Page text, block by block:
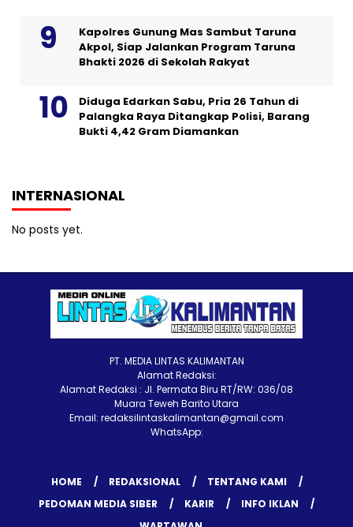
Kapolres Gunung Mas Sambut Taruna
Akpol, Siap Jalankan Program Taruna
Bhakti 2026 di Sekolah Rakyat
Diduga Edarkan Sabu, Pria 26 Tahun di
Palangka Raya Ditangkap Polisi, Barang
Bukti 4,42 Gram Diamankan
INTERNASIONAL
No posts yet.
PT. MEDIA LINTAS KALIMANTAN
Alamat Redaksi:
Alamat Redaksi : Jl. Permata Biru RT/RW: 036/08
Muara Teweh Barito Utara
Email: redaksilintaskalimantan@gmail.com
WhatsApp:
HOME REDAKSIONAL
TENTANG KAMI
PEDOMAN MEDIA SIBER
KARIR
INFO IKLAN